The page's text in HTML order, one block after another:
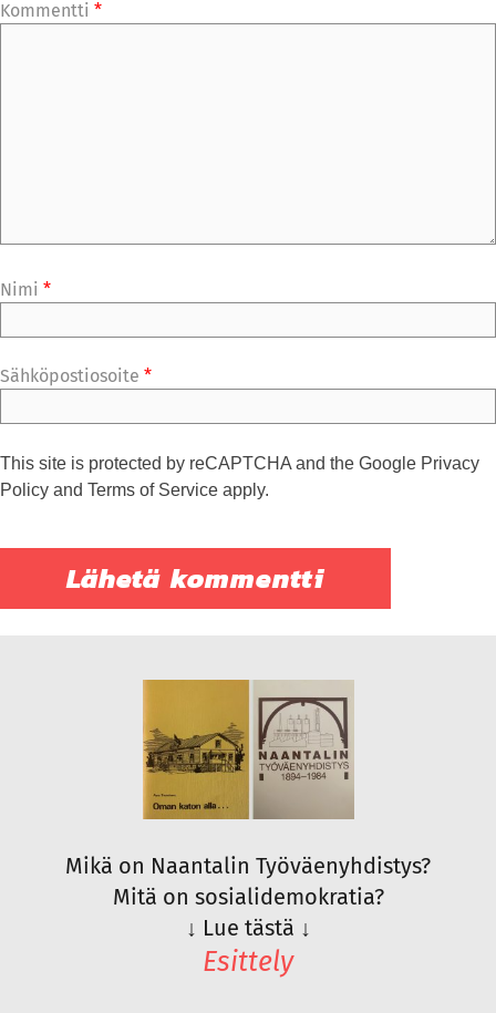
Kommentti *
Nimi *
Sähköpostiosoite *
This site is protected by reCAPTCHA and the Google Privacy
Policy and Terms of Service apply.
Mikä on Naantalin Työväenyhdistys?
Mitä on sosialidemokratia?
↓ Lue tästä ↓
Esittely